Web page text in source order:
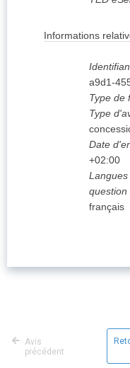
Informations
a9d1-
Type de
Type
Date
+02:00
question
français
Avis
précédent